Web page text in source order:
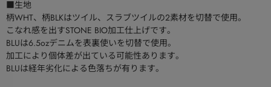
■生地
柄WHT、柄BLKはツイル、スラブツイルの2素材を切替で使用。
こなれ感を出すSTONE BIO加工仕上げです。
BLUは6.5ozデニムを表裏使いを切替で使用。
加工により個体差が出ている可能性あります。
BLUは経年劣化による色落ちが有ります。